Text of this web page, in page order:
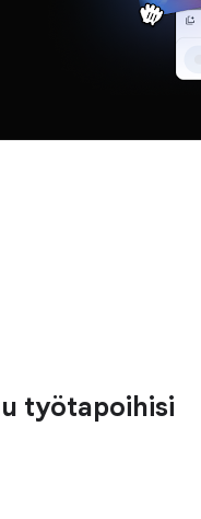
työtapoihisi